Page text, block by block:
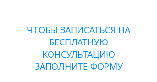
ЧТОБЫ ЗАПИСАТЬСЯ НА
БЕСПЛАТНУЮ
КОНСУЛЬТАЦИЮ
ЗАПОЛНИТЕ ФОРМУ